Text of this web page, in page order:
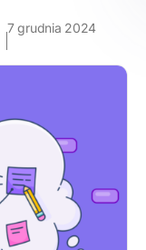
7 grudnia 2024